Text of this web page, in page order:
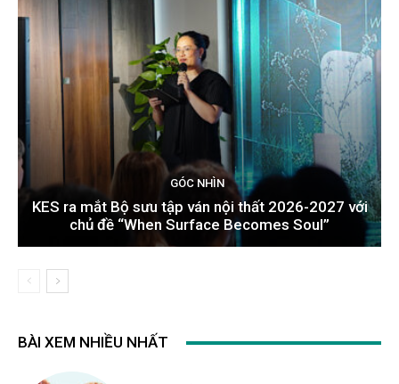
GÓC NHÌN
KES ra mắt Bộ sưu tập ván nội thất 2026-2027 với
chủ đề “When Surface Becomes Soul”
BÀI XEM NHIỀU NHẤT